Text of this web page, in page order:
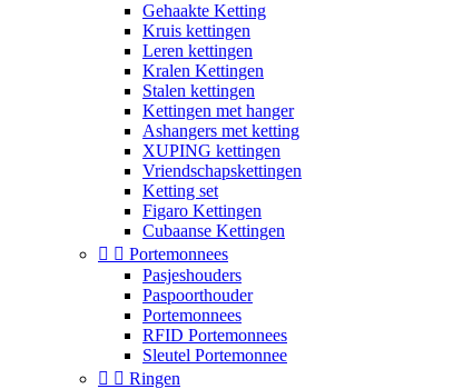
Gehaakte Ketting
Kruis kettingen
Leren kettingen
Kralen Kettingen
Stalen kettingen
Kettingen met hanger
Ashangers met ketting
XUPING kettingen
Vriendschapskettingen
Ketting set
Figaro Kettingen
Cubaanse Kettingen
  Portemonnees
Pasjeshouders
Paspoorthouder
Portemonnees
RFID Portemonnees
Sleutel Portemonnee
  Ringen